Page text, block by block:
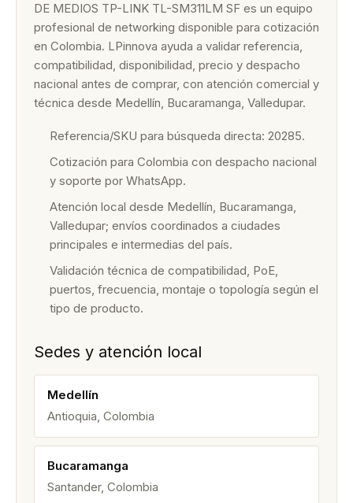
DE MEDIOS TP-LINK TL-SM311LM SF es un equipo
profesional de networking disponible para cotización
en Colombia. LPinnova ayuda a validar referencia,
compatibilidad, disponibilidad, precio y despacho
nacional antes de comprar, con atención comercial y
técnica desde Medellín, Bucaramanga, Valledupar.
Referencia/SKU para búsqueda directa: 20285.
Cotización para Colombia con despacho nacional
y soporte por WhatsApp.
Atención local desde Medellín, Bucaramanga,
Valledupar; envíos coordinados a ciudades
principales e intermedias del país.
Validación técnica de compatibilidad, PoE,
puertos, frecuencia, montaje o topología según el
tipo de producto.
Sedes y atención local
Medellín
Antioquia, Colombia
Bucaramanga
Santander, Colombia